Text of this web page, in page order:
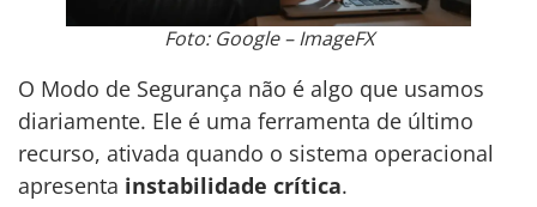
Foto: Google – ImageFX
O Modo de Segurança não é algo que usamos
diariamente. Ele é uma ferramenta de último
recurso, ativada quando o sistema operacional
apresenta instabilidade crítica.